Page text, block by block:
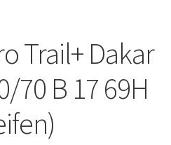
Trail+ Dakar
70 B 17 69H